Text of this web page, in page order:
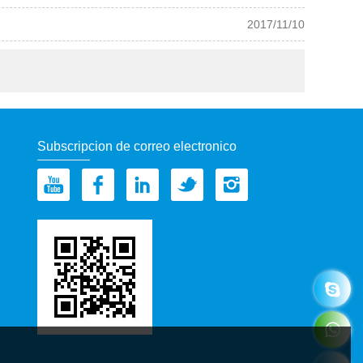
2017/11/10
Subscripcion de correo electronico